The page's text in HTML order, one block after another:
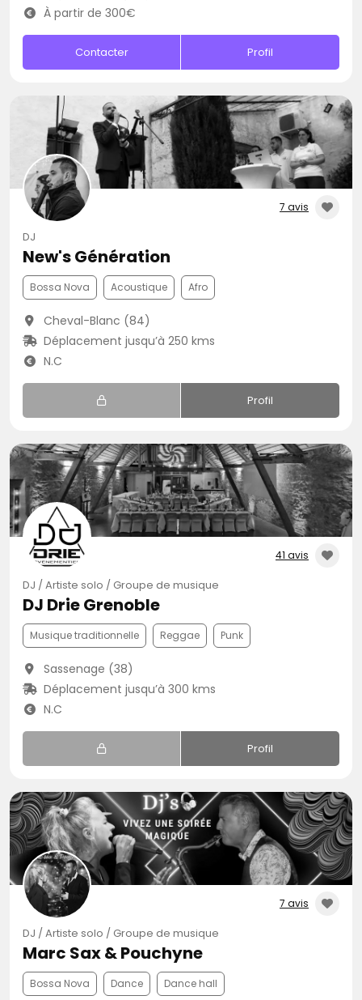
À partir de 300€
Contacter Profil
7 avis
DJ
New's Génération
Bossa Nova Acoustique Afro
Cheval-Blanc (84)
Déplacement jusqu’à 250 kms
N.C
Profil
41 avis
DJ / Artiste solo / Groupe de musique
DJ Drie Grenoble
Musique traditionnelle Reggae Punk
Sassenage (38)
Déplacement jusqu’à 300 kms
N.C
Profil
7 avis
DJ / Artiste solo / Groupe de musique
Marc Sax & Pouchyne
Bossa Nova Dance Dance hall